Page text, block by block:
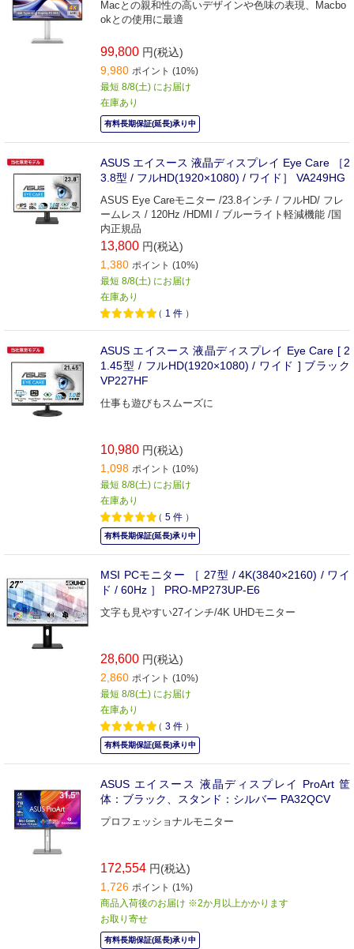
Macとの親和性の高いデザインや色味の表現、Macbo
okとの使用に最適
99,800 円(税込)
9,980 ポイント (10%)
最短 8/8(土) にお届け
在庫あり
有料長期保証(延長)承り中
ASUS エイスース 液晶ディスプレイ Eye Care ［2
3.8型 / フルHD(1920×1080) / ワイド］ VA249HG
ASUS Eye Careモニター /23.8インチ / フルHD/ フレ
ームレス / 120Hz /HDMI / ブルーライト軽減機能 /国
内正規品
13,800 円(税込)
1,380 ポイント (10%)
最短 8/8(土) にお届け
在庫あり
（ 1 件 ）
ASUS エイスース 液晶ディスプレイ Eye Care [ 2
1.45型 / フルHD(1920×1080) / ワイド ] ブラック
VP227HF
仕事も遊びもスムーズに
10,980 円(税込)
1,098 ポイント (10%)
最短 8/8(土) にお届け
在庫あり
（ 5 件 ）
有料長期保証(延長)承り中
MSI PCモニター ［ 27型 / 4K(3840×2160) / ワイ
ド / 60Hz ］ PRO-MP273UP-E6
文字も見やすい27インチ/4K UHDモニター
28,600 円(税込)
2,860 ポイント (10%)
最短 8/8(土) にお届け
在庫あり
（ 3 件 ）
有料長期保証(延長)承り中
ASUS エイスース 液晶ディスプレイ ProArt 筐
体：ブラック、スタンド：シルバー PA32QCV
プロフェッショナルモニター
172,554 円(税込)
1,726 ポイント (1%)
商品入荷後のお届け ※2か月以上かかります
お取り寄せ
有料長期保証(延長)承り中